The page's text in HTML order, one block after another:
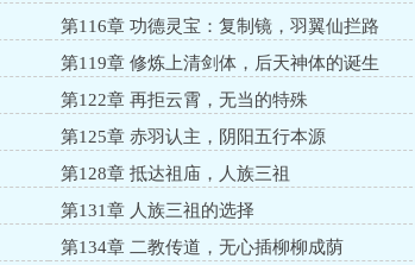
第116章 功德灵宝：复制镜，羽翼仙拦路
第119章 修炼上清剑体，后天神体的诞生
第122章 再拒云霄，无当的特殊
第125章 赤羽认主，阴阳五行本源
第128章 抵达祖庙，人族三祖
第131章 人族三祖的选择
第134章 二教传道，无心插柳柳成荫